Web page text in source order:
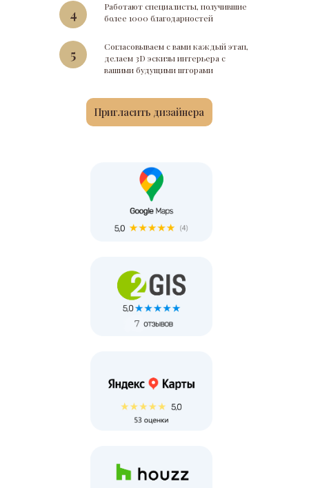
Работают специалисты, получившие
более 1000 благодарностей
4
Согласовываем с вами каждый этап,
делаем 3D эскизы интерьера с
вашими будущими шторами
5
Пригласить дизайнера